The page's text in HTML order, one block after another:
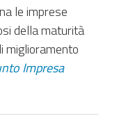
le imprese
della maturità
miglioramento
Impresa